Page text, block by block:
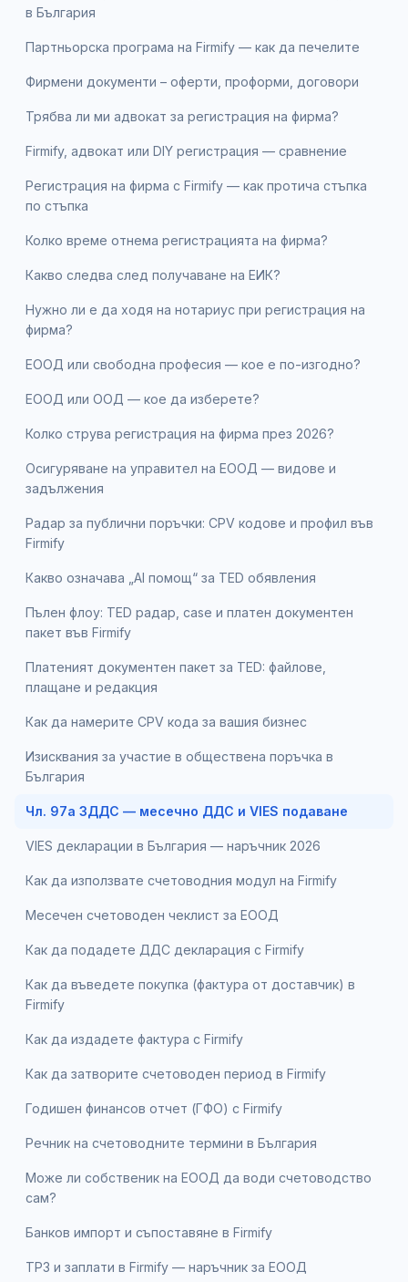
в България
Партньорска програма на Firmify — как да печелите
Фирмени документи – оферти, проформи, договори
Трябва ли ми адвокат за регистрация на фирма?
Firmify, адвокат или DIY регистрация — сравнение
Регистрация на фирма с Firmify — как протича стъпка
по стъпка
Колко време отнема регистрацията на фирма?
Какво следва след получаване на ЕИК?
Нужно ли е да ходя на нотариус при регистрация на
фирма?
ЕООД или свободна професия — кое е по-изгодно?
ЕООД или ООД — кое да изберете?
Колко струва регистрация на фирма през 2026?
Осигуряване на управител на ЕООД — видове и
задължения
Радар за публични поръчки: CPV кодове и профил във
Firmify
Какво означава „AI помощ“ за TED обявления
Пълен флоу: TED радар, case и платен документен
пакет във Firmify
Платеният документен пакет за TED: файлове,
плащане и редакция
Как да намерите CPV кода за вашия бизнес
Изисквания за участие в обществена поръчка в
България
Чл. 97а ЗДДС — месечно ДДС и VIES подаване
VIES декларации в България — наръчник 2026
Как да използвате счетоводния модул на Firmify
Месечен счетоводен чеклист за ЕООД
Как да подадете ДДС декларация с Firmify
Как да въведете покупка (фактура от доставчик) в
Firmify
Как да издадете фактура с Firmify
Как да затворите счетоводен период в Firmify
Годишен финансов отчет (ГФО) с Firmify
Речник на счетоводните термини в България
Може ли собственик на ЕООД да води счетоводство
сам?
Банков импорт и съпоставяне в Firmify
ТРЗ и заплати в Firmify — наръчник за ЕООД